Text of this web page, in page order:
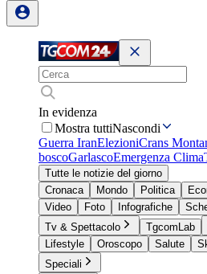
In evidenza
Mostra tuttiNascondi
Guerra IranElezioniCrans
boscoGarlascoEmergenza Clima
Tutte le notizie del giorno
Cronaca
Mondo Politica
Video
Foto Infografiche
Tv & Spettacolo
TgcomLab
Lifestyle
Oroscopo Salute
Speciali